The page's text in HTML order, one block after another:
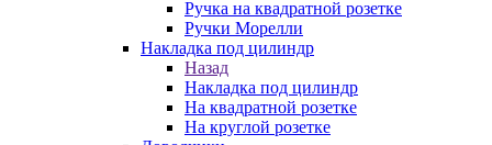
Ручка на квадратной розетке
Ручки Морелли
Накладка под цилиндр
Назад
Накладка под цилиндр
На квадратной розетке
На круглой розетке